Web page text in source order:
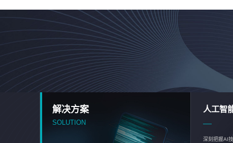
解决方案
SOLUTION
人工智
深刻把握AI